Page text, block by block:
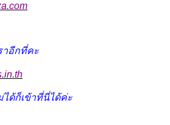
าอีกที่คะ
ได้ก็เข้าที่นี่ได้ค่ะ